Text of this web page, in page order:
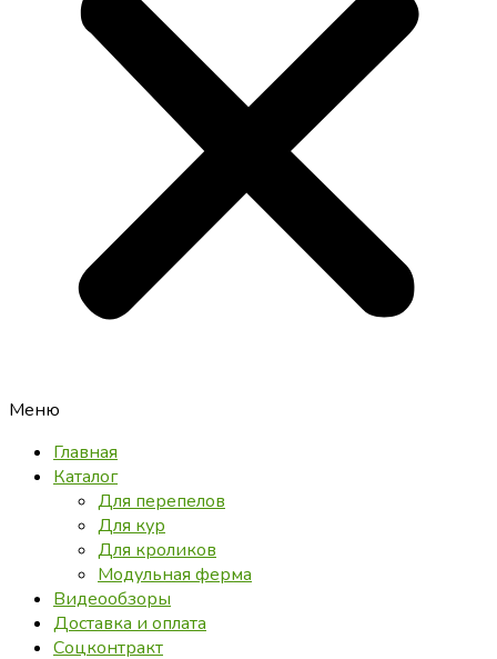
Меню
Главная
Каталог
Для перепелов
Для кур
Для кроликов
Модульная ферма
Видеообзоры
Доставка и оплата
Соцконтракт